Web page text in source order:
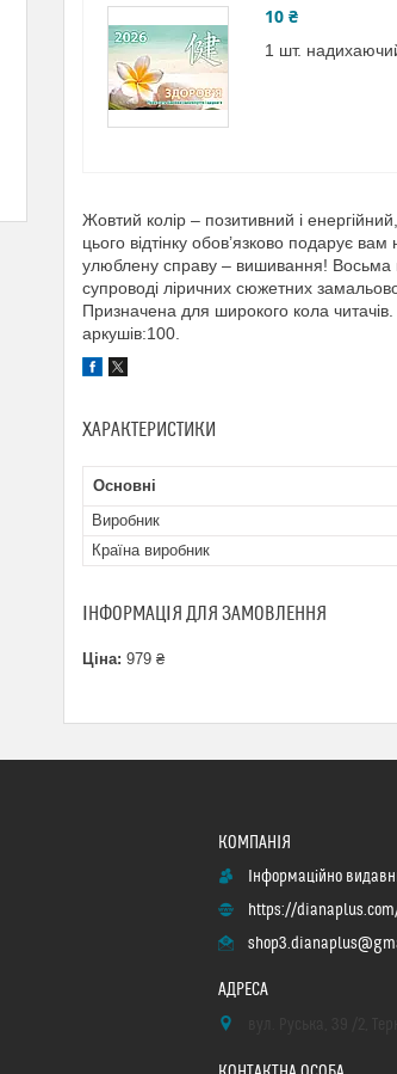
10 ₴
1 шт.
Жовтий колір – позитивний і
цього відтінку обов’язково подарує
улюблену справу – вишивання! Восьма
супроводі ліричних сюжетних
Призначена для широкого кола читачів.
аркушів:100.
ХАРАКТЕРИСТИКИ
Основні
Виробник
Країна виробник
ІНФОРМАЦІЯ ДЛЯ ЗАМОВЛЕННЯ
Ціна: 979 ₴
Інформаційно
https://